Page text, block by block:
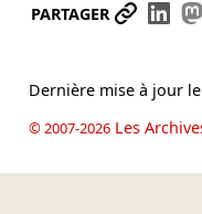
PARTAGER
Dernière mise à jour le
© 2007-2026Les